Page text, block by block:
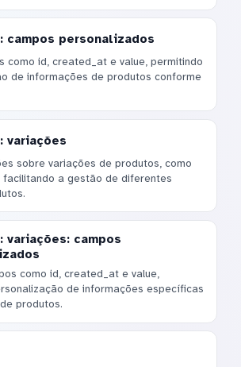
campos personalizados
como id, created_at e value, permitindo
de informações de produtos conforme
variações
sobre variações de produtos, como
facilitando a gestão de diferentes
variações: campos
como id, created_at e value,
de informações específicas
produtos.